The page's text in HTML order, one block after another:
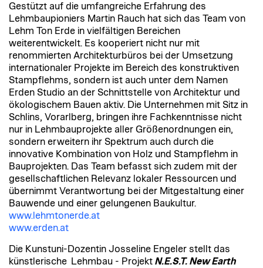
Gestützt auf die umfangreiche Erfahrung des
Lehmbaupioniers Martin Rauch hat sich das Team von
Lehm Ton Erde in vielfältigen Bereichen
weiterentwickelt. Es kooperiert nicht nur mit
renommierten Architekturbüros bei der Umsetzung
internationaler Projekte im Bereich des konstruktiven
Stampflehms, sondern ist auch unter dem Namen
Erden Studio an der Schnittstelle von Architektur und
ökologischem Bauen aktiv. Die Unternehmen mit Sitz in
Schlins, Vorarlberg, bringen ihre Fachkenntnisse nicht
nur in Lehmbauprojekte aller Größenordnungen ein,
sondern erweitern ihr Spektrum auch durch die
innovative Kombination von Holz und Stampflehm in
Bauprojekten. Das Team befasst sich zudem mit der
gesellschaftlichen Relevanz lokaler Ressourcen und
übernimmt Verantwortung bei der Mitgestaltung einer
Bauwende und einer gelungenen Baukultur.
www.lehmtonerde.at
www.erden.at
Die Kunstuni-Dozentin Josseline Engeler stellt das
künstlerische Lehmbau - Projekt N.E.S.T. New Earth